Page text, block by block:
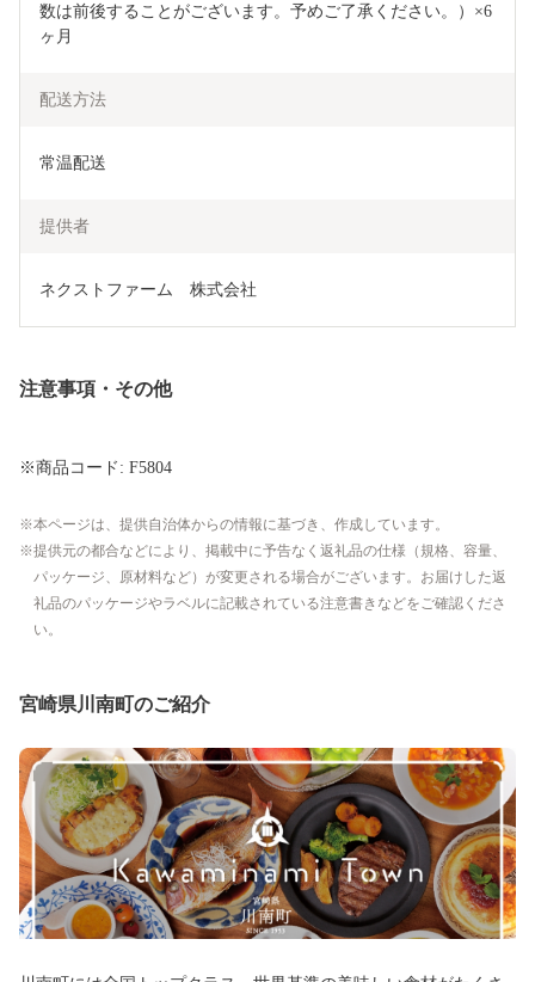
数は前後することがございます。予めご了承ください。）×6
ヶ月
配送方法
常温配送
提供者
ネクストファーム　株式会社
注意事項・その他
※商品コード: F5804
本ページは、提供自治体からの情報に基づき、作成しています。
提供元の都合などにより、掲載中に予告なく返礼品の仕様（規格、容量、
パッケージ、原材料など）が変更される場合がございます。お届けした返
礼品のパッケージやラベルに記載されている注意書きなどをご確認くださ
い。
宮崎県川南町のご紹介